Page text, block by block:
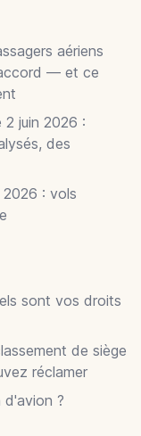
aériens
— et ce
2 juin 2026 :
des
2026 : vols
sont vos droits
de siège
réclamer
d'avion ?